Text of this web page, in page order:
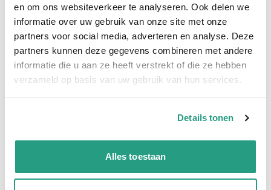
en om ons websiteverkeer te analyseren. Ook delen we
informatie over uw gebruik van onze site met onze
partners voor social media, adverteren en analyse. Deze
partners kunnen deze gegevens combineren met andere
informatie die u aan ze heeft verstrekt of die ze hebben
verzameld op basis van uw gebruik van hun services.
Details tonen
Alles toestaan
De Afzuigslang Purflex-L 0.4 160mm. is uitermate geschikt voor
het afzuigen van stof en zaagsel voor op
houtbewerkingsmachines. De lichte PU afzuigslang welke
comprimeerbaar is heeft een wanddikte van 0.4mm en een
160mm binnendiameter.
Daarnaast is de Purflex-L 160mm ook wel afzuigslang
Reefduct Allround 0,4mm 160mm genoemd, ozon en UV
bestendig.
Specificaties Afzuigslang Purflex-L 0.4 160mm.;
Binnenwand: Polyurethaan
Buitenwand: Polyurethaan
Toepassing: Afzuigen van stof, zaagsel en andere slijtende